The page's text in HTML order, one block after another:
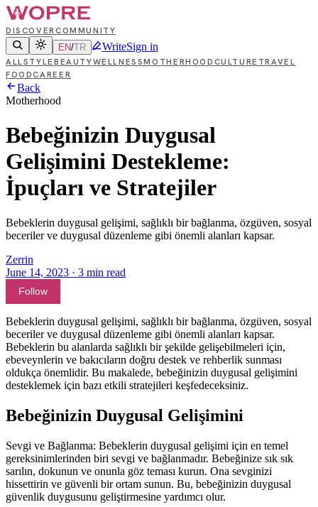
DISCOVERCOMMUNITY
EN/TR WriteSign in
ALLSTYLE BEAUTYWELLNESSMOTHERHOOD CULTURE TRAVEL
FOODCAREER
Back
Motherhood
Bebeğinizin Duygusal
Gelişimini Destekleme:
İpuçları ve Stratejiler
Bebeklerin duygusal gelişimi, sağlıklı bir bağlanma, özgüven, sosyal
beceriler ve duygusal düzenleme gibi önemli alanları kapsar.
Zerrin
June 14, 2023 · 3 min read
Follow
Bebeklerin duygusal gelişimi, sağlıklı bir bağlanma, özgüven, sosyal
beceriler ve duygusal düzenleme gibi önemli alanları kapsar.
Bebeklerin bu alanlarda sağlıklı bir şekilde gelişebilmeleri için,
ebeveynlerin ve bakıcıların doğru destek ve rehberlik sunması
oldukça önemlidir. Bu makalede, bebeğinizin duygusal gelişimini
desteklemek için bazı etkili stratejileri keşfedeceksiniz.
Bebeğinizin Duygusal Gelişimini
Sevgi ve Bağlanma: Bebeklerin duygusal gelişimi için en temel
gereksinimlerinden biri sevgi ve bağlanmadır. Bebeğinize sık sık
sarılın, dokunun ve onunla göz teması kurun. Ona sevginizi
hissettirin ve güvenli bir ortam sunun. Bu, bebeğinizin duygusal
güvenlik duygusunu geliştirmesine yardımcı olur.